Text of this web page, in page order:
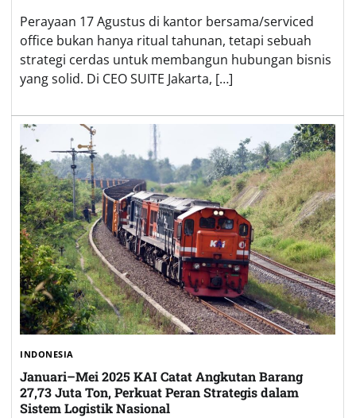
Perayaan 17 Agustus di kantor bersama/serviced
office bukan hanya ritual tahunan, tetapi sebuah
strategi cerdas untuk membangun hubungan bisnis
yang solid. Di CEO SUITE Jakarta, […]
INDONESIA
Januari–Mei 2025 KAI Catat Angkutan Barang
27,73 Juta Ton, Perkuat Peran Strategis dalam
Sistem Logistik Nasional